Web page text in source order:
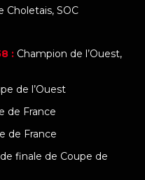
Choletais, SOC
: Champion de l’Ouest,
de l’Ouest
de France
de France
finale de Coupe de